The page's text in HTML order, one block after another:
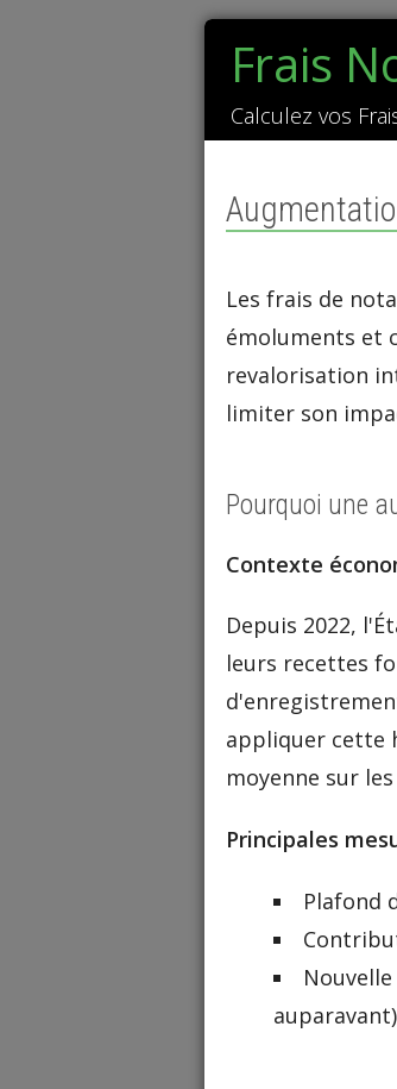
Frais
Calculez vos
Les frais de
émoluments et
revalorisation
limiter son
Pourquoi une
Contexte
Depuis 2022,
leurs recettes
appliquer cette
moyenne sur
Principales
Plafond